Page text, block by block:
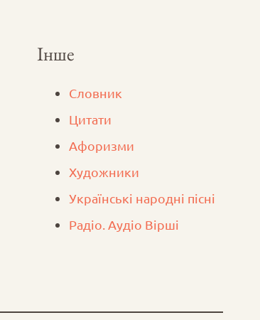
Інше
Словник
Цитати
Афоризми
Художники
Українські народні пісні
Радіо. Аудіо Вірші